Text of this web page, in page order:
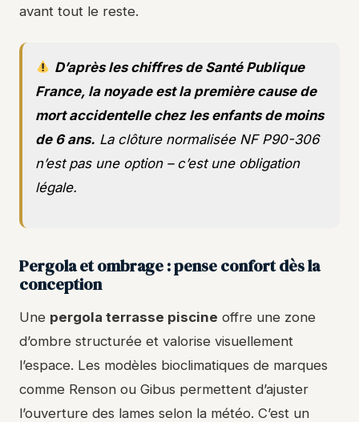
avant tout le reste.
D’après les chiffres de Santé Publique
France, la noyade est la première cause de
mort accidentelle chez les enfants de moins
de 6 ans. La clôture normalisée NF P90-306
n’est pas une option – c’est une obligation
légale.
Pergola et ombrage : pense confort dès la
conception
Une pergola terrasse piscine offre une zone
d’ombre structurée et valorise visuellement
l’espace. Les modèles bioclimatiques de marques
comme Renson ou Gibus permettent d’ajuster
l’ouverture des lames selon la météo. C’est un